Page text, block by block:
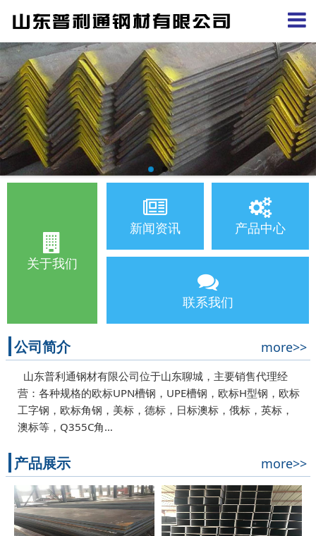
关于我们
新闻资讯 产品中心
联系我们
公司简介 more>>
山东普利通钢材有限公司位于山东聊城，主要销售代理经
营：各种规格的欧标UPN槽钢，UPE槽钢，欧标H型钢，欧标
工字钢，欧标角钢，美标，德标，日标澳标，俄标，英标，
澳标等，Q355C角…
产品展示 more>>